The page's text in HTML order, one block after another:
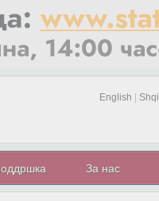
English
За нас